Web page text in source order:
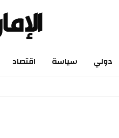
سياسة اقتصاد